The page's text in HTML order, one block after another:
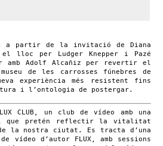
a partir de la invitació de Diana
lloc per Ludger Knepper i Pazé
amb Adolf Alcañiz per revertir el
de les carrosses fúnebres de
experiència més resistent fins
i l’ontologia de postergar.
CLUB, un club de vídeo amb una
que pretén reflectir la vitalitat
la nostra ciutat. Es tracta d’una
vídeo d’autor FLUX, amb sessions